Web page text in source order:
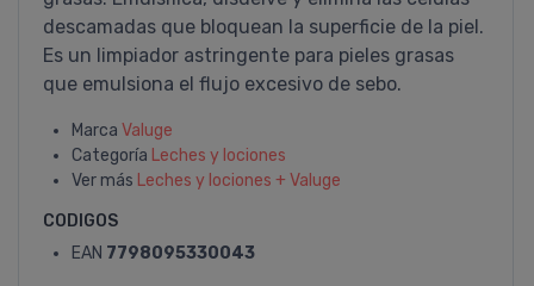
descamadas que bloquean la superficie de la piel.
Es un limpiador astringente para pieles grasas
que emulsiona el flujo excesivo de sebo.
Marca Valuge
Categoría Leches y lociones
Ver más Leches y lociones + Valuge
CODIGOS
EAN 7798095330043